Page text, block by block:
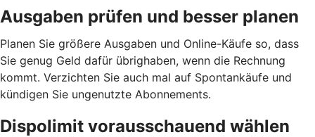
Ausgaben prüfen und besser planen
Planen Sie größere Ausgaben und Online-Käufe so, dass
Sie genug Geld dafür übrighaben, wenn die Rechnung
kommt. Verzichten Sie auch mal auf Spontankäufe und
kündigen Sie ungenutzte Abonnements.
Dispolimit vorausschauend wählen